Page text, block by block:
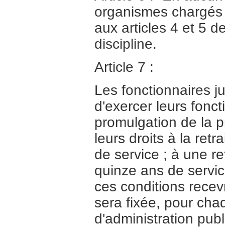
organismes
aux articles 4 et 5
discipline.
Article 7 :
Les fonctionnaires
d'exercer leurs
promulgation de la
leurs droits à la
de service ; à une
quinze ans de
ces conditions
sera fixée, pour
d'administration